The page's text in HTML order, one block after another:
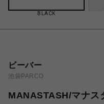
BLACK
ビーバー
池袋PARCO
MANASTASH/マナス